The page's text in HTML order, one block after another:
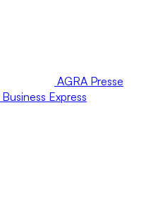
AGRA Presse
Business Express